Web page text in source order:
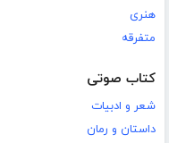
هنری
متفرقه
کتاب صوتی
شعر و ادبیات
داستان و رمان